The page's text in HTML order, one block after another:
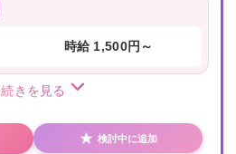
時給 1,500円～
続きを見る
検討中に追加